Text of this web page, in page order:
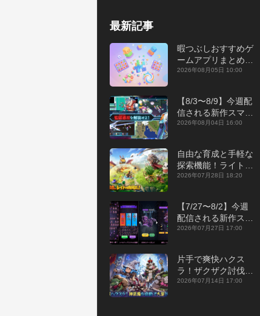
最新記事
暇つぶしおすすめゲ
ームアプリまとめ｜
オフライン対応あり
2026年08月05日 10:00
【8/3〜8/9】今週配
信される新作スマホ
ゲームをまとめてお
2026年08月04日 16:00
自由な育成と手軽な
探索機能！ライトカ
ジュアルMMORPG
P】
2026年07月28日 18:20
【7/27〜8/2】今週
配信される新作スマ
ホゲームをまとめて
2026年07月27日 17:00
片手で爽快ハクス
ラ！ザクザク討伐し
て神装備を集める放
2026年07月14日 17:00